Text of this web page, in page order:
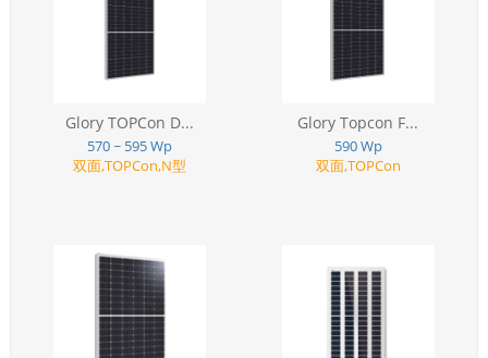
Glory TOPCon D...
570 ~ 595 Wp
双面,TOPCon,N型
Glory Topcon F...
590 Wp
双面,TOPCon